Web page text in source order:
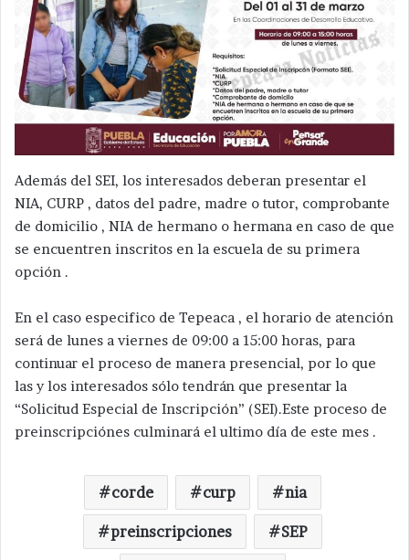
Además del SEI, los interesados deberan presentar el
NIA, CURP , datos del padre, madre o tutor, comprobante
de domicilio , NIA de hermano o hermana en caso de que
se encuentren inscritos en la escuela de su primera
opción .
En el caso especifico de Tepeaca , el horario de atención
será de lunes a viernes de 09:00 a 15:00 horas, para
continuar el proceso de manera presencial, por lo que
las y los interesados sólo tendrán que presentar la
“Solicitud Especial de Inscripción” (SEI).Este proceso de
preinscripciónes culminará el ultimo día de este mes .
corde curp nia
preinscripciones SEP